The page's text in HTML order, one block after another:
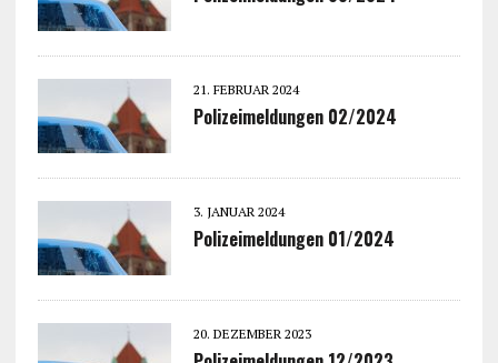
21. FEBRUAR 2024
Polizeimeldungen 02/2024
3. JANUAR 2024
Polizeimeldungen 01/2024
20. DEZEMBER 2023